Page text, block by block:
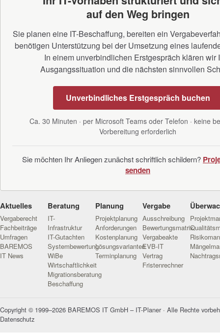
auf den Weg bringen
Sie planen eine IT-Beschaffung, bereiten ein
benötigen Unterstützung bei der Umsetzung eines
In einem unverbindlichen Erstgespräch klären wir
Ausgangssituation und die nächsten sinnvollen
Unverbindliches Erstgespräch buchen
Ca. 30 Minuten · per Microsoft Teams oder Telefon · keine
Vorbereitung erforderlich
Sie möchten Ihr Anliegen zunächst schriftlich schildern?
senden
Aktuelles
Vergaberecht
Fachbeiträge
Umfragen
BAREMOS
IT News
Beratung
IT-
Infrastruktur
IT-Gutachten
Systembewertung
WiBe
Wirtschaftlichkeit
Migrationsberatung
Beschaffung
Planung
Projektplanung
Anforderungen
Kostenplanung
Lösungsvarianten
Terminplanung
Vergabe
Ausschreibung
Bewertungsmatrix
Vergabeakte
EVB-IT
Vertrag
Fristenrechner
Copyright © 1999–2026 BAREMOS IT GmbH – IT-Planer · Alle Rechte
Datenschutz